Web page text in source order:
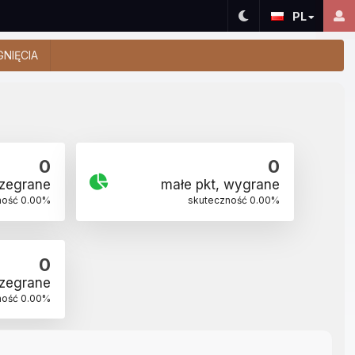
PL
0
0.00%
0
małe pkt, wygrane
skuteczność 0.00%
0
0.00%